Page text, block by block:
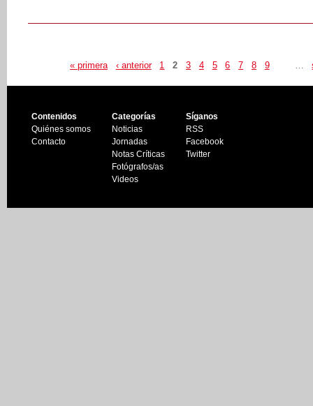
« primera ‹ anterior 1 2 3 4 5 6 7 8 9 …
Contenidos
Quiénes somos
Contacto
Categorías
Noticias
Jornadas
Notas Críticas
Fotógrafos/as
Videos
Síganos
RSS
Facebook
Twitter